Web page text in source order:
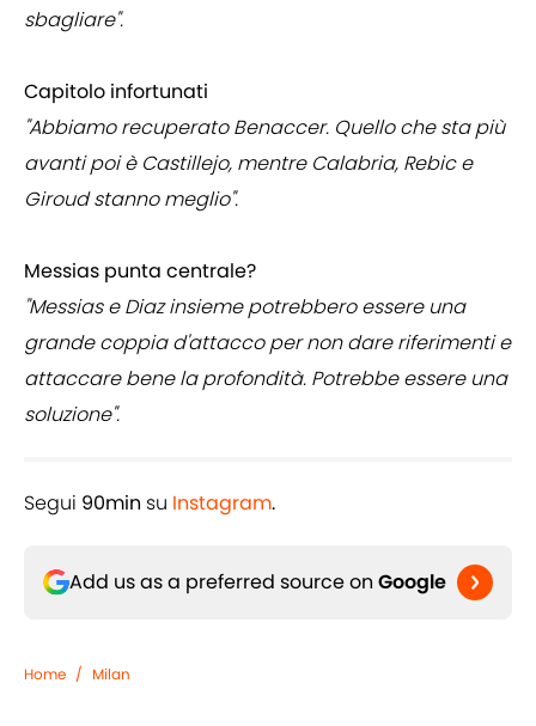
sbagliare".
Capitolo infortunati
"Abbiamo recuperato Benaccer. Quello che sta più
avanti poi è Castillejo, mentre Calabria, Rebic e
Giroud stanno meglio".
Messias punta centrale?
"Messias e Diaz insieme potrebbero essere una
grande coppia d'attacco per non dare riferimenti e
attaccare bene la profondità. Potrebbe essere una
soluzione".
Segui 90min su Instagram.
Add us as a preferred source on Google
Home / Milan